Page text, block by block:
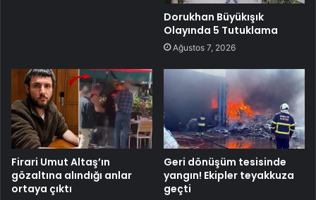
Dorukhan Büyükışık
Olayında 5 Tutuklama
Ağustos 7, 2026
Firari Umut Altaş’ın
gözaltına alındığı anlar
ortaya çıktı
Geri dönüşüm tesisinde
yangın! Ekipler teyakkuza
geçti